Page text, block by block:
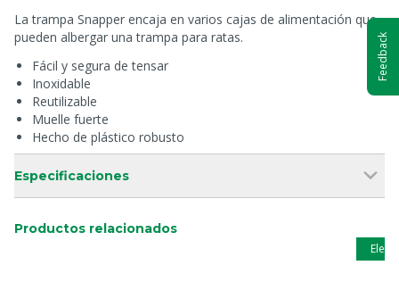
La trampa Snapper encaja en varios cajas de alimentación que
pueden albergar una trampa para ratas.
Fácil y segura de tensar
Inoxidable
Reutilizable
Muelle fuerte
Hecho de plástico robusto
Especificaciones
Productos relacionados
Feedback